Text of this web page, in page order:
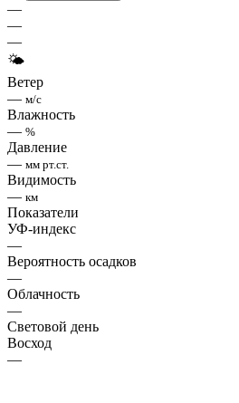
—
—
—
🌤
Ветер
— м/с
Влажность
— %
Давление
— мм рт.ст.
Видимость
— км
Показатели
УФ-индекс
—
Вероятность осадков
—
Облачность
—
Световой день
Восход
—